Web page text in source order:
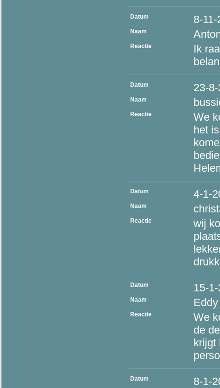
Datum 8-
Naam
Reactie
Ik
Datum 23-
Naam
Reactie
We
het
Datum 4-1-
Naam
Reactie
wij
Datum 15-
Naam
Reactie
We
de
krijgt
Datum 8-1-